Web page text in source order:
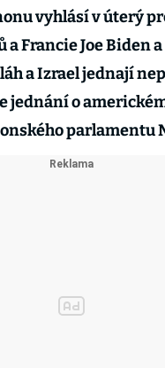
vyhlásí v úterý
a Francie Joe Biden
a Izrael jednají
jednání o
parlamentu